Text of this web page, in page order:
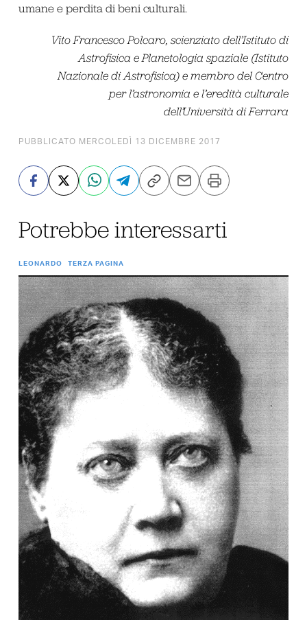
umane e perdita di beni culturali.
Vito Francesco Polcaro, scienziato dell’Istituto di
Astrofisica e Planetologia spaziale (Istituto
Nazionale di Astrofisica) e membro del Centro
per l’astronomia e l’eredità culturale
dell’Università di Ferrara
PUBBLICATO MERCOLEDÌ 13 DICEMBRE 2017
Potrebbe interessarti
LEONARDO TERZA PAGINA